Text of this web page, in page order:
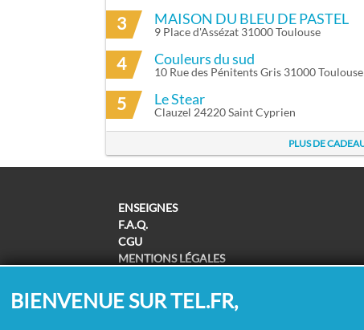
3 MAISON DU BLEU DE PASTEL
9 Place d'Assézat 31000 Toulouse
4 Couleurs du sud
10 Rue des Pénitents Gris 31000 Toulouse
5 Le Stear
Clauzel 24220 Saint Cyprien
PLUS DE
ENSEIGNES
F.A.Q.
CGU
MENTIONS LÉGALES
POLITIQUE DE COOKIES
MODIFIER MES CHOIX COOKIES
BIENVENUE SUR TEL.FR,